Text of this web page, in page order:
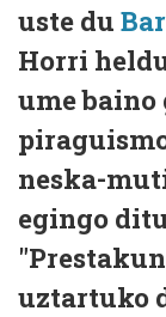
uste du
Horri
ume
neska-
egingo
uztartuko